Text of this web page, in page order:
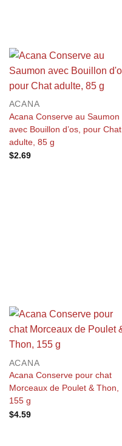
ACANA
Acana Conserve au Saumon
avec Bouillon d’os, pour Chat
adulte, 85 g
$2.69
ACANA
Acana Conserve pour chat
Morceaux de Poulet & Thon,
155 g
$4.59